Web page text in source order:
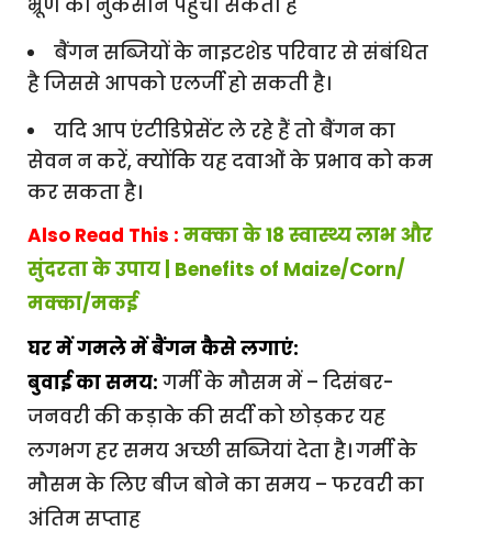
भ्रूण को नुकसान पहुंचा सकता है
बैंगन सब्जियों के नाइटशेड परिवार से संबंधित
है जिससे आपको एलर्जी हो सकती है।
यदि आप एंटीडिप्रेसेंट ले रहे हैं तो बैंगन का
सेवन न करें, क्योंकि यह दवाओं के प्रभाव को कम
कर सकता है।
Also Read This : मक्का के 18 स्वास्थ्य लाभ और
सुंदरता के उपाय | Benefits of Maize/Corn/
मक्का/मकई
घर में गमले में बैंगन कैसे लगाएं:
बुवाई का समय: गर्मी के मौसम में – दिसंबर-
जनवरी की कड़ाके की सर्दी को छोड़कर यह
लगभग हर समय अच्छी सब्जियां देता है। गर्मी के
मौसम के लिए बीज बोने का समय – फरवरी का
अंतिम सप्ताह